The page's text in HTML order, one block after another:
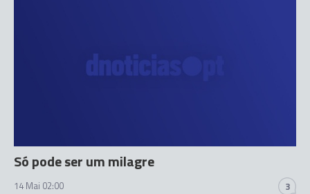
Só pode ser um milagre
14 Mai 02:00 3